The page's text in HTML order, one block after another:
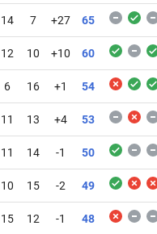
14 7 +27 65
12 10 +10 60
6 16 +1 54
11 13 +4 53
11 14 -1 50
10 15 -2 49
15 12 -1 48